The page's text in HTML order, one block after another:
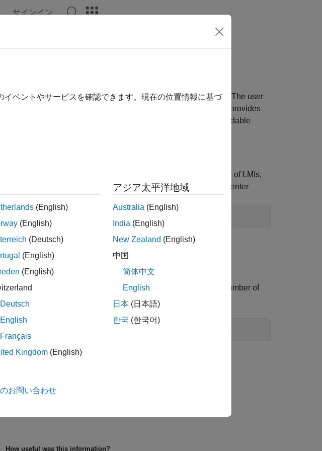
サインイン
is stored as a single vector called the internal representation. The user
directly from this vector. Robust Control Toolbox™ software provides
to extract and display all relevant information in a user-readable
information about LMI systems. This includes the number of LMIs,
the term content of each LMI block, etc. To invoke
, enter
the LMI system produced by
and the number of matrix variables in the system. To get the number of
How useful was this information?
ベントやサービスを確認できます。現在の位置情報に基づ
(English)
(English)
(Deutsch)
(English)
(English)
Deutsch
English
Français
Kingdom (English)
アジア太平洋地域
Australia (English)
India (English)
New Zealand (English)
中国
简体中文
English
日本 (日本語)
한국 (한국어)
お問い合わせ